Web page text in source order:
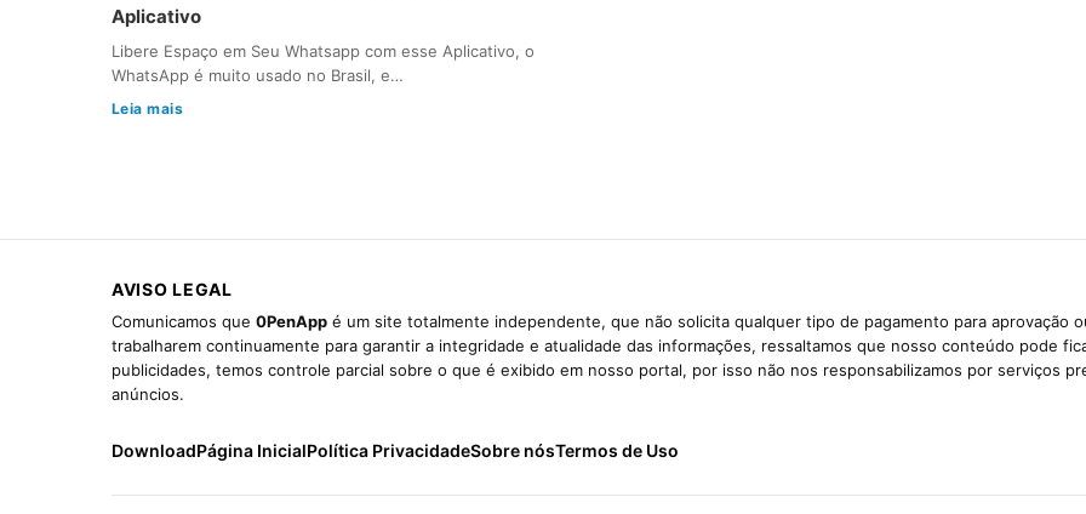
Aplicativo
Libere Espaço em Seu Whatsapp com esse Aplicativo, o
WhatsApp é muito usado no Brasil, e…
Leia mais
AVISO LEGAL
Comunicamos que 0PenApp é um site totalmente independente, que não solicita qualquer tipo de pagamento para aprovação
trabalharem continuamente para garantir a integridade e atualidade das informações, ressaltamos que nosso conteúdo pode
publicidades, temos controle parcial sobre o que é exibido em nosso portal, por isso não nos responsabilizamos por serviços
anúncios.
DownloadPágina InicialPolítica PrivacidadeSobre nósTermos de Uso